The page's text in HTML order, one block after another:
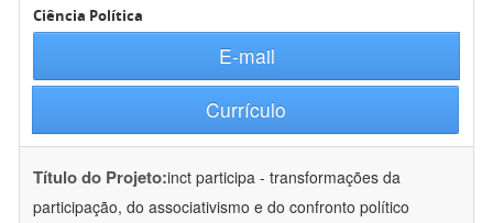
Ciência Política
E-mail
Currículo
Título do Projeto:inct participa - transformações da
participação, do associativismo e do confronto político